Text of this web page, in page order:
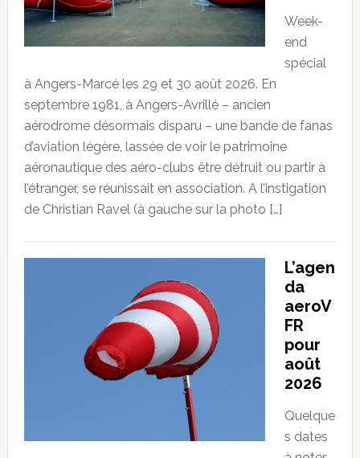
Week-
end
spécial
à Angers-Marcé les 29 et 30 août 2026. En
septembre 1981, à Angers-Avrillé – ancien
aérodrome désormais disparu – une bande de fanas
d’aviation légère, lassée de voir le patrimoine
aéronautique des aéro-clubs être détruit ou partir à
l’étranger, se réunissait en association. A l’instigation
de Christian Ravel (à gauche sur la photo […]
L’agen
da
aeroV
FR
pour
août
2026
Quelque
s dates